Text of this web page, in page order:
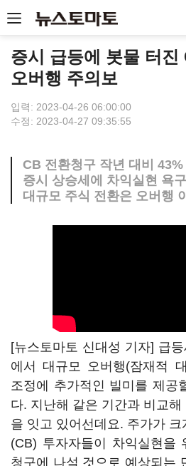
증시 급등에 봇물 터
오버행 주의보
입력: 2023-04-26 06:00:00
수정: 2023-04-27 09:35:55
CB 전환청구 작년 대비 43%
증시 상승세에 차익실현 욕
대규모 주식 전환은 오버행
[뉴스토마토 신대성 기자] 급
에서 대규모 오버행(잠재적
조정에 추가적인 빌미를 제공
다. 지난해 같은 기간과 비교
을 잇고 있어선데요. 주가가 크
(CB) 투자자들이 차익실현을
청구에 나설 것으로 예상되는